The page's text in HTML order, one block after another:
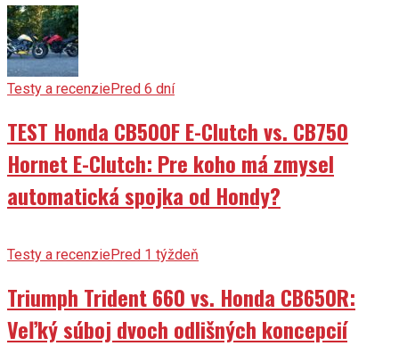
Testy a recenziePred 6 dní
TEST Honda CB500F E-Clutch vs. CB750
Hornet E-Clutch: Pre koho má zmysel
automatická spojka od Hondy?
Testy a recenziePred 1 týždeň
Triumph Trident 660 vs. Honda CB650R:
Veľký súboj dvoch odlišných koncepcií